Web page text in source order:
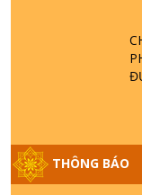
THÔNG BÁO